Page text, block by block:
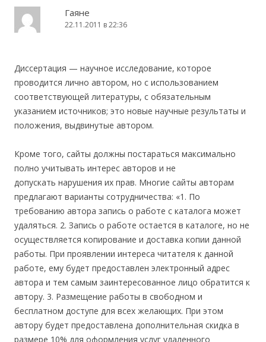
Гаяне
22.11.2011 в 22:36
Диссертация — научное исследование, которое
проводится лично автором, но с использованием
соответствующей литературы, с обязательным
указанием источников; это новые научные результаты и
положения, выдвинутые автором.
Кроме того, сайты должны постараться максимально
полно учитывать интерес авторов и не
допускать нарушения их прав. Многие сайты авторам
предлагают варианты сотрудничества: «1. По
требованию автора запись о работе с каталога может
удаляться. 2. Запись о работе остается в каталоге, но не
осуществляется копирование и доставка копии данной
работы. При проявлении интереса читателя к данной
работе, ему будет предоставлен электронный адрес
автора и тем самым заинтересованное лицо обратится к
автору. 3. Размещение работы в свободном и
бесплатном доступе для всех желающих. При этом
автору будет предоставлена дополнительная скидка в
размере 10% для оформления услуг удаленного